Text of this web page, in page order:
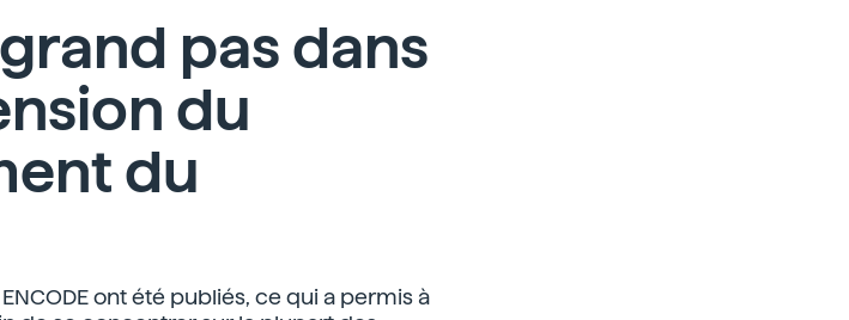
grand pas dans
du
du
ont été publiés, ce qui a permis à